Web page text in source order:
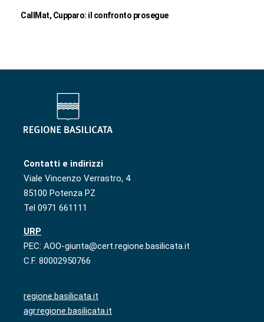
CallMat, Cupparo: il confronto prosegue
Contatti e indirizzi
Viale Vincenzo Verrastro, 4
85100 Potenza PZ
Tel 0971 661111
URP
PEC: AOO-giunta@cert.regione.basilicata.it
C.F. 80002950766
regione.basilicata.it
agr.regione.basilicata.it